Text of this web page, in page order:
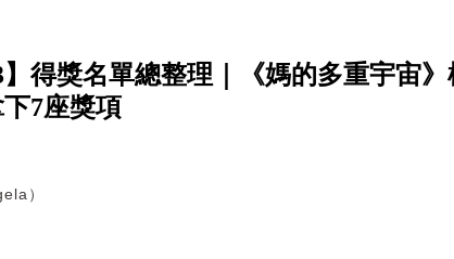
】得獎名單總整理｜《媽的多重宇宙
7座獎項
）